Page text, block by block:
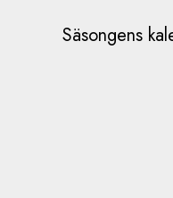
Säsongens